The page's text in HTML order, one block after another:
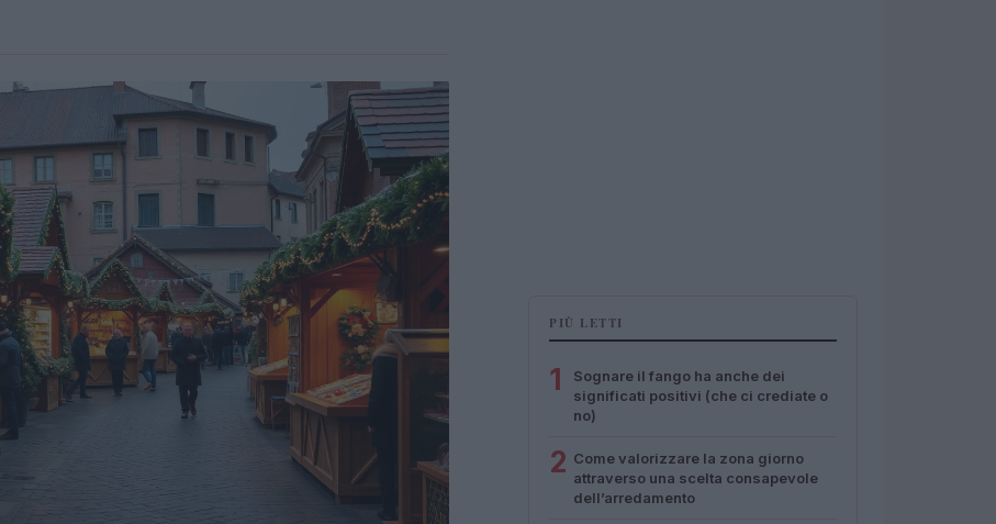
PIÙ LETTI
1
Sognare il fango ha anche dei
significati positivi (che ci crediate o
no)
2 Come valorizzare la zona giorno
attraverso una scelta consapevole
dell’arredamento